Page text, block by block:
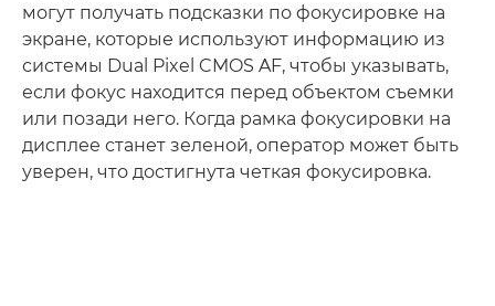
могут получать подсказки по фокусировке на
экране, которые используют информацию из
системы Dual Pixel CMOS AF, чтобы указывать,
если фокус находится перед объектом съемки
или позади него. Когда рамка фокусировки на
дисплее станет зеленой, оператор может быть
уверен, что достигнута четкая фокусировка.